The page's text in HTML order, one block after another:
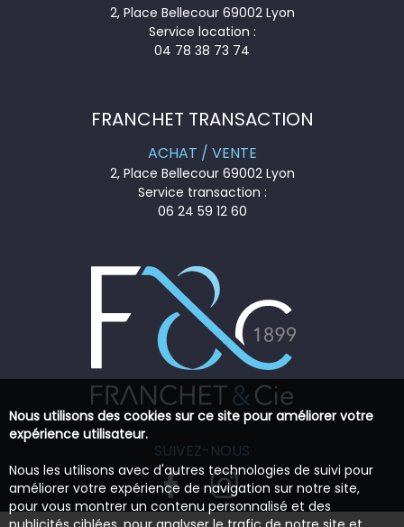
2, Place Bellecour 69002 Lyon
Service location :
04 78 38 73 74
FRANCHET TRANSACTION
ACHAT / VENTE
2, Place Bellecour 69002 Lyon
Service transaction :
06 24 59 12 60
SUIVEZ-NOUS
Nous utilisons des cookies sur ce site pour améliorer votre
expérience utilisateur.
Nous les utilisons avec d'autres technologies de suivi pour
améliorer votre expérience de navigation sur notre site,
pour vous montrer un contenu personnalisé et des